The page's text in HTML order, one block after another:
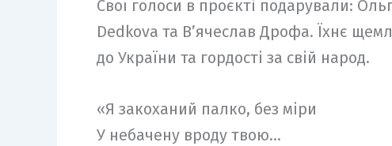
Свої голоси в проєкті подарували:
Dedkova та В’ячеслав Дрофа. Їхнє
до України та гордості за свій народ.
«Я закоханий палко, без міри
У небачену вроду твою…